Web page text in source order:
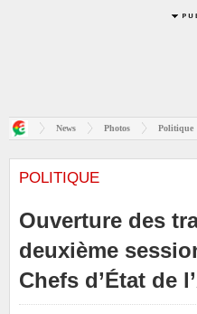
News Photos Politique
POLITIQUE
Ouverture des
deuxième
Chefs d’État de